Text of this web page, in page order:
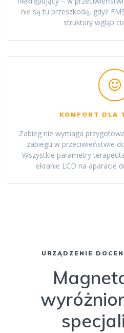
nie są tu przeszkodą, gdyż
struktury wgląb
KOMFORT DLA
Zabieg nie wymaga
zabiegu w przeciwieństwie
Wszystkie parametry
ekranie LCD na aparacie
URZĄDZENIE